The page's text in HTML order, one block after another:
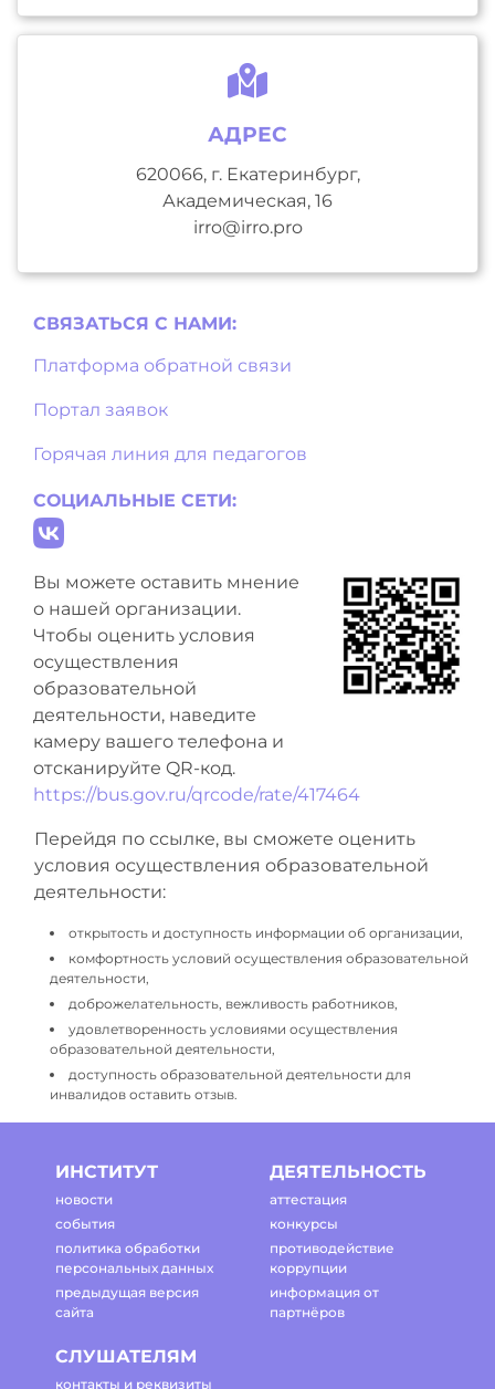
АДРЕС
620066, г. Екатеринбург,
Академическая, 16
irro@irro.pro
СВЯЗАТЬСЯ С НAМИ:
Платформа обратной связи
Портал заявок
Горячая линия для педагогов
СОЦИАЛЬНЫЕ СЕТИ:
Вы можете оставить мнение
о нашей организации.
Чтобы оценить условия
осуществления
образовательной
деятельности, наведите
камеру вашего телефона и
отсканируйте QR-код.
https://bus.gov.ru/qrcode/rate/417464
Перейдя по ссылке, вы сможете оценить
условия осуществления образовательной
деятельности:
открытость и доступность информации об организации,
комфортность условий осуществления образовательной
деятельности,
доброжелательность, вежливость работников,
удовлетворенность условиями осуществления
образовательной деятельности,
доступность образовательной деятельности для
инвалидов оставить отзыв.
ИНСТИТУТ
новости
события
политика обработки
персональных данных
предыдущая версия
сайта
ДЕЯТЕЛЬНОСТЬ
аттестация
конкурсы
противодействие
коррупции
информация от
партнёров
СЛУШАТЕЛЯМ
контакты и реквизиты